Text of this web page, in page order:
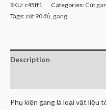
SKU: c45ff1 Categories: Cút
Tags: cút 90 độ gang
Description
Phụ kiện gang là loại vật liệu